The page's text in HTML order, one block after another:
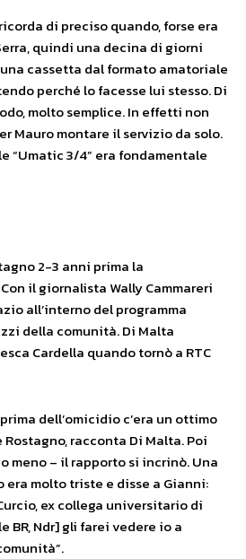
di preciso quando, forse era
quindi una decina di giorni
cassetta dal formato amatoriale
perché lo facesse lui stesso. Di
molto semplice. In effetti non
Mauro montare il servizio da solo.
“Umatic 3/4” era fondamentale
2-3 anni prima la
il giornalista Wally Cammareri
all’interno del programma
della comunità. Di Malta
Cardella quando tornò a RTC
dell’omicidio c’era un ottimo
racconta Di Malta. Poi
meno – il rapporto si incrinò. Una
molto triste e disse a Gianni:
ex collega universitario di
BR, Ndr] gli farei vedere io a